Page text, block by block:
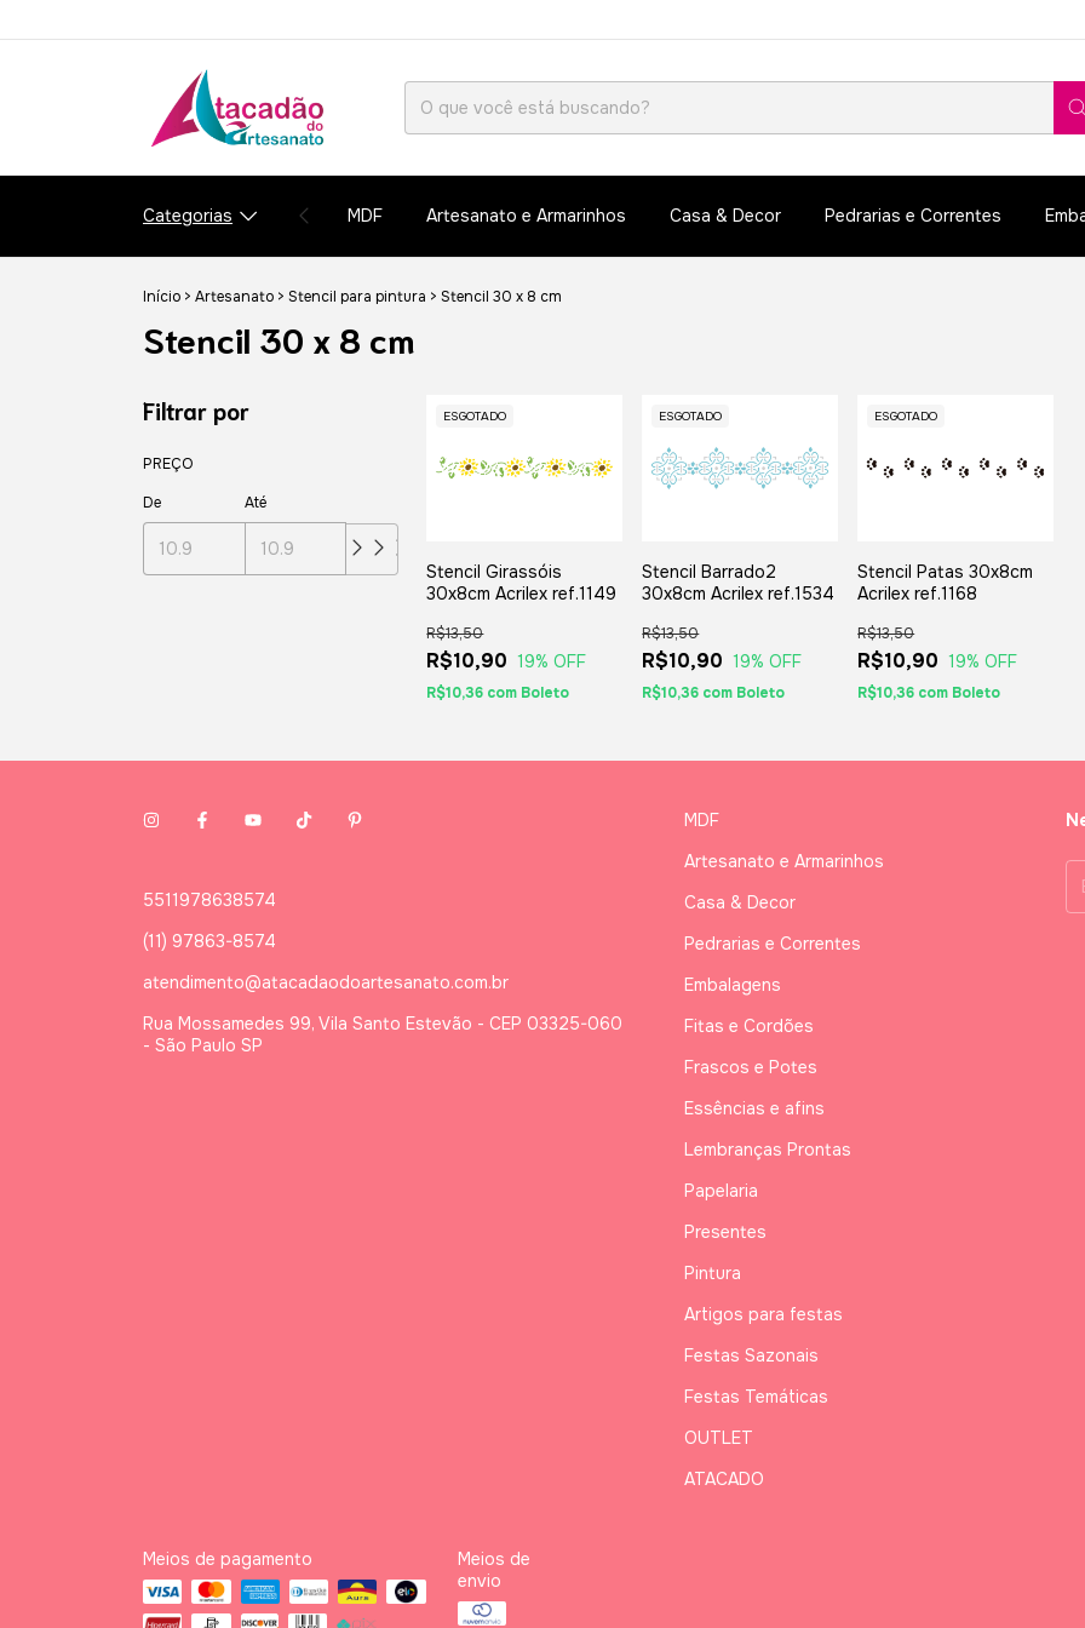
Categorias MDF Artesanato e Armarinhos Casa & Decor Pedrarias e Correntes
Início > Artesanato > Stencil para pintura > Stencil 30 x 8 cm
Stencil 30 x 8 cm
Filtrar por
PREÇO
De
Até
ESGOTADO
Stencil Girassóis
30x8cm Acrilex ref.1149
R$10,90
R$13,50
19% OFF
R$10,36 com Boleto
ESGOTADO
Stencil Barrado2
30x8cm Acrilex ref.1534
R$10,90
R$13,50
19% OFF
R$10,36 com Boleto
ESGOTADO
Stencil Patas 30x8cm
Acrilex ref.1168
R$10,90
R$13,50
19% OFF
R$10,36 com Boleto
5511978638574
(11) 97863-8574
atendimento@atacadaodoartesanato.com.br
Rua Mossamedes 99, Vila Santo Estevão - CEP 03325-060
- São Paulo SP
MDF
Artesanato e Armarinhos
Casa & Decor
Pedrarias e Correntes
Embalagens
Fitas e Cordões
Frascos e Potes
Essências e afins
Lembranças Prontas
Papelaria
Presentes
Pintura
Artigos para festas
Festas Sazonais
Festas Temáticas
OUTLET
ATACADO
Meios de pagamento
Meios de
envio